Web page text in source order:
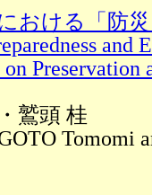
おける「防
and
鷲頭 桂
Tomomi